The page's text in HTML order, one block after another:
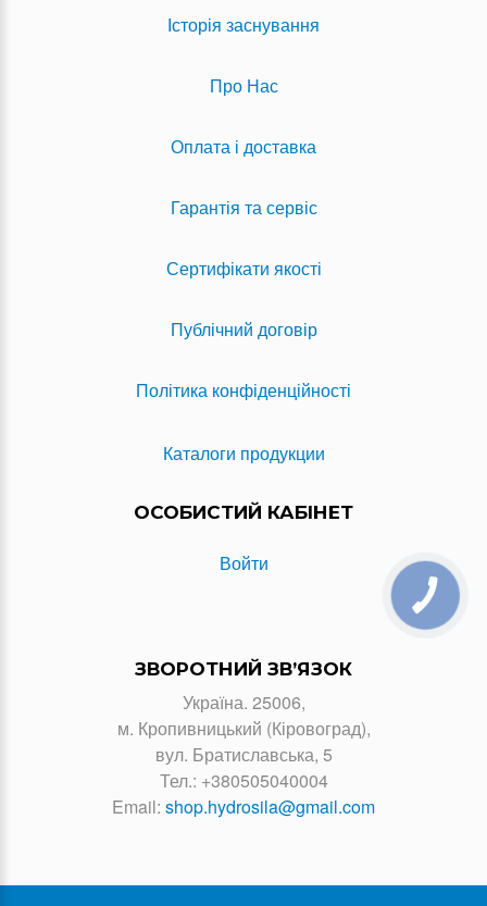
Історія заснування
Про Нас
Оплата і доставка
Гарантія та сервіс
Сертифікати якості
Публічний договір
Політика конфіденційності
Каталоги продукции
ОСОБИСТИЙ КАБІНЕТ
Войти
ЗВОРОТНИЙ ЗВ’ЯЗОК
Україна. 25006,
м. Кропивницький (Кіровоград),
вул. Братиславська, 5
Тел.: +380505040004
Email: shop.hydrosila@gmail.com
КНОПКА
ЗВ'ЯЗКУ